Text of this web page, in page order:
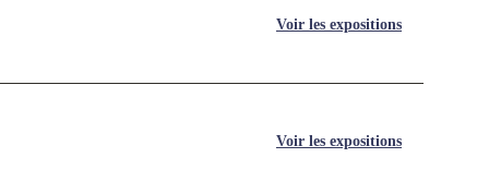
Voir les expositions
Voir les expositions